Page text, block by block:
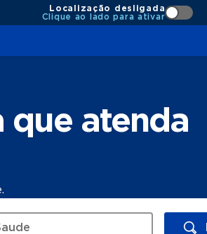
Localização desligada
Clique ao lado para ativar
que atenda